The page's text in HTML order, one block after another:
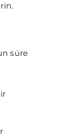
süre